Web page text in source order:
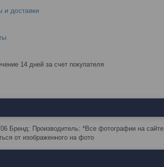
и доставки
14 дней за счет покупателя
Бренд: Производитель: *Все фотографии на сайте
от изображенного на фото